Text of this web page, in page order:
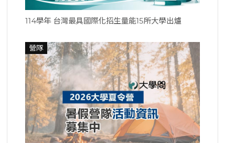
114學年 台灣最具國際化招生量能15所大學出爐
營隊